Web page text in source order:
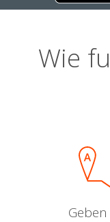
Wie